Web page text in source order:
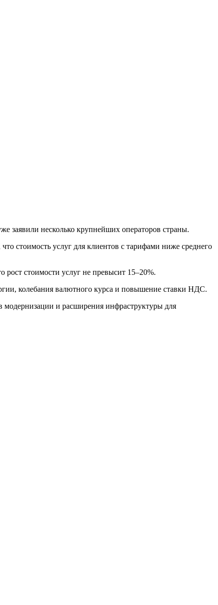
заявили несколько крупнейших операторов страны.
стоимость услуг для клиентов с тарифами ниже среднего
стоимости услуг не превысит 15–20%.
колебания валютного курса и повышение ставки НДС.
модернизации и расширения инфраструктуры для